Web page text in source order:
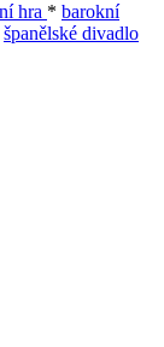
hra * barokní
španělské divadlo